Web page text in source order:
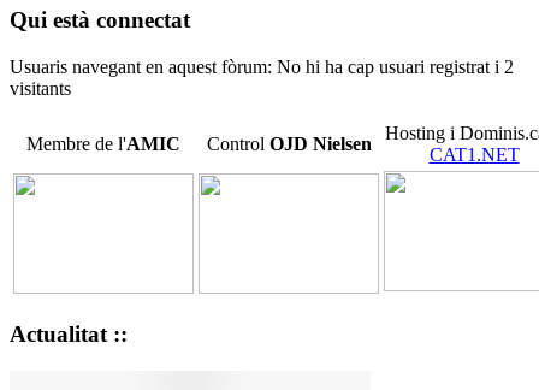
Qui està connectat
Usuaris navegant en aquest fòrum: No hi ha cap usuari registrat i 2
visitants
Membre de l'AMIC Control OJD Nielsen
Hosting i
CAT1.NET
Actualitat ::